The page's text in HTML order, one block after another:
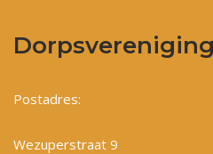
Postadres:
Wezuperstraat 9